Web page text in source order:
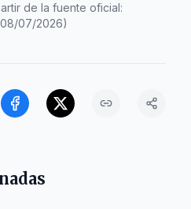
de la fuente oficial:
08/07/2026)